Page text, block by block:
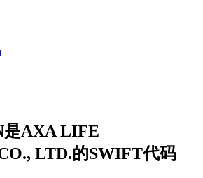
是AXA LIFE
LTD.的SWIFT代码